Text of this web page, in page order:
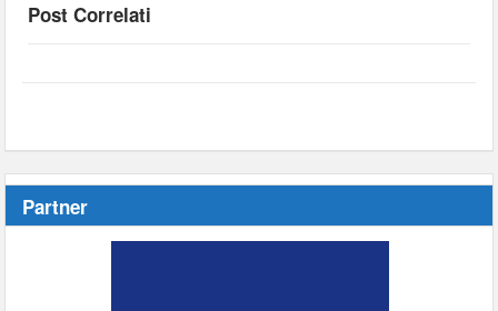
Post Correlati
Partner